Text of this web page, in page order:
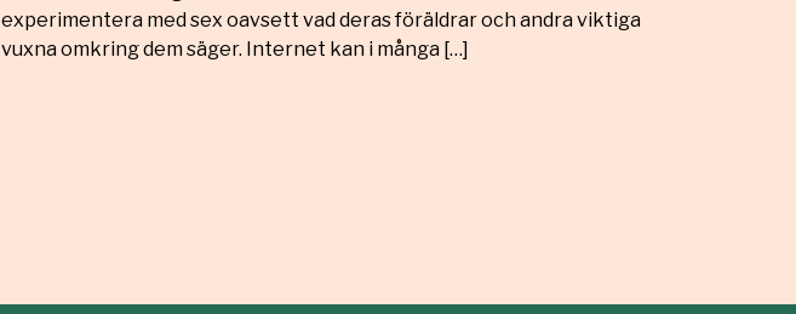
experimentera med sex oavsett vad deras föräldrar och andra viktiga
vuxna omkring dem säger. Internet kan i många […]